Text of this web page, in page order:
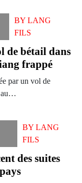
BYLANG
FILS
de bétail dans
frappé
par un vol de
au…
BY LANG
FILS
des suites